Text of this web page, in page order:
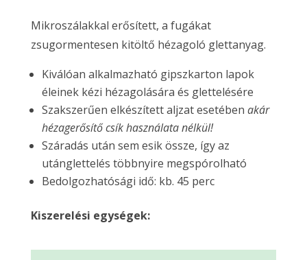
Mikroszálakkal erősített, a fugákat
zsugormentesen kitöltő hézagoló glettanyag.
Kiválóan alkalmazható gipszkarton lapok
éleinek kézi hézagolására és glettelésére
Szakszerűen elkészített aljzat esetében akár
hézagerősítő csík használata nélkül!
Száradás után sem esik össze, így az
utánglettelés többnyire megspórolható
Bedolgozhatósági idő: kb. 45 perc
Kiszerelési egységek: